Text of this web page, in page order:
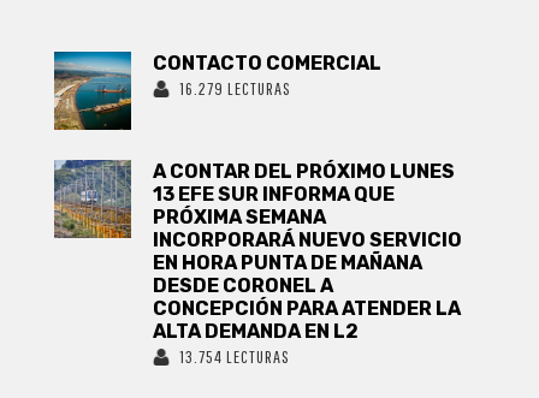
CONTACTO COMERCIAL
16.279 LECTURAS
A CONTAR DEL PRÓXIMO LUNES
13 EFE SUR INFORMA QUE
PRÓXIMA SEMANA
INCORPORARÁ NUEVO SERVICIO
EN HORA PUNTA DE MAÑANA
DESDE CORONEL A
CONCEPCIÓN PARA ATENDER LA
ALTA DEMANDA EN L2
13.754 LECTURAS